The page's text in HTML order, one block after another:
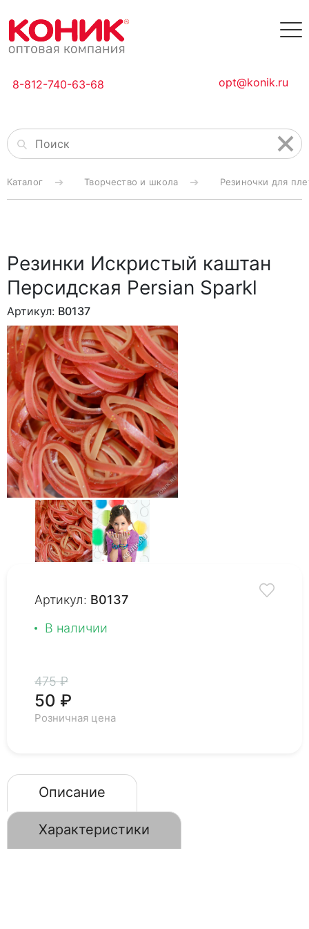
8-812-740-63-68 opt@konik.ru
Каталог Творчество и школа Резиночки для
Резинки Искристый каштан
Персидская Persian Sparkl
Артикул: B0137
Артикул: B0137
В наличии
475 ₽
50 ₽
Розничная цена
Описание
Характеристики